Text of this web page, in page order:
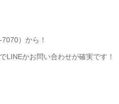
）から！
LINEかお問い合わせが確実です！